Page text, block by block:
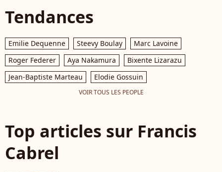
Tendances
Emilie Dequenne Steevy Boulay
Marc Lavoine
Roger Federer
Aya Nakamura
Bixente Lizarazu
Jean-Baptiste Marteau
Elodie Gossuin
VOIR TOUS LES PEOPLE
Top articles sur Francis
Cabrel